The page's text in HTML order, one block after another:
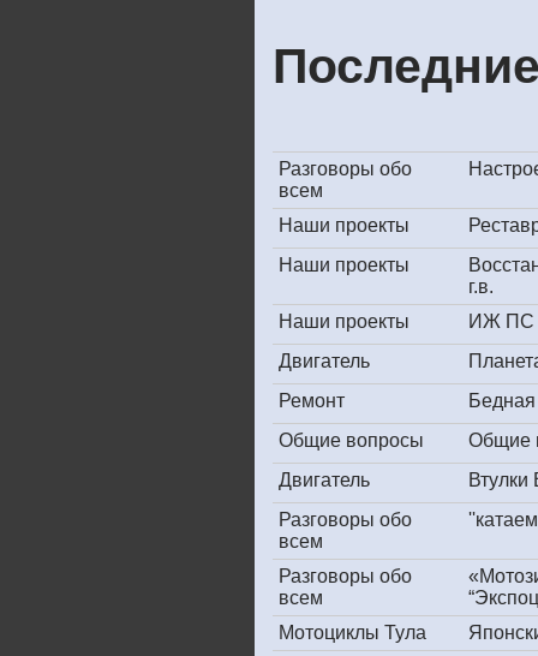
Разговоры обо
всем
Наши проекты
Наши проекты
г.в.
Наши проекты
ИЖ ПС
Двигатель
Ремонт
Общие вопросы
Общие
Двигатель
Разговоры обо
всем
Разговоры обо
всем
Мотоциклы Тула